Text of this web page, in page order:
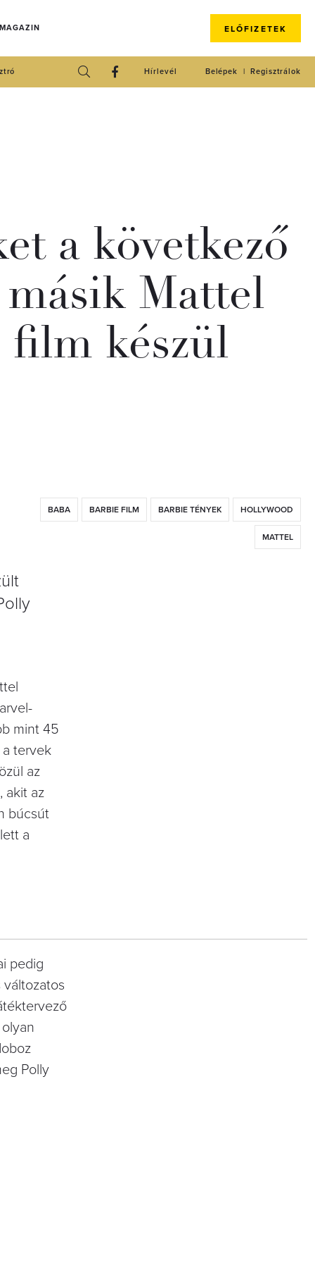
ELŐFIZETEK
Regisztrálok
Belépek
Hírlevél
a következő
Mattel
készül
BABA BARBIE FILM BARBIE TÉNYEK HOLLYWOOD
MATTEL
mint 45
tervek
az
akit az
búcsút
a
pedig
Polly